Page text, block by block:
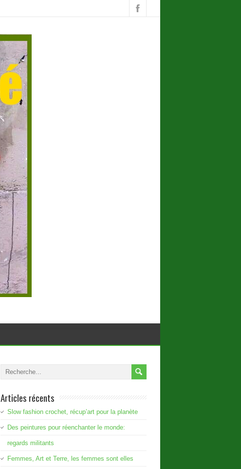
Articles récents
Slow fashion crochet, récup’art pour la planète
Des peintures pour réenchanter le monde:
regards militants
Femmes, Art et Terre, les femmes sont elles